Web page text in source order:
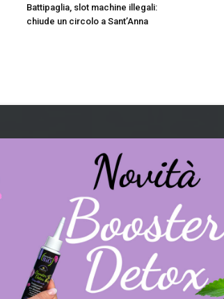
Battipaglia, slot machine illegali:
chiude un circolo a Sant’Anna